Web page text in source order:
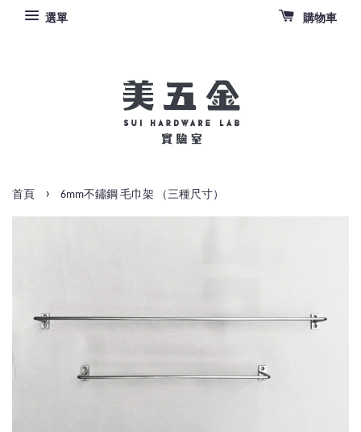
選單 購物車
首頁 › 6mm不鏽鋼 毛巾架 （三種尺寸）